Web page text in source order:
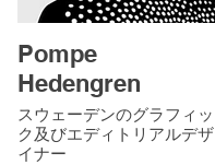
Pompe
Hedengren
スウェーデンのグラフィッ
ク及びエディトリアルデザ
イナー